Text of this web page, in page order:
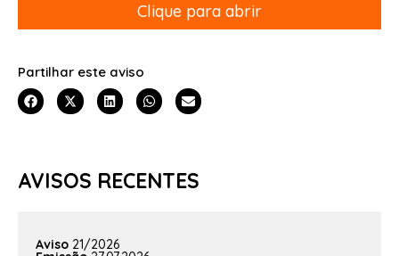
Clique para abrir
Partilhar este aviso
AVISOS RECENTES
Aviso 21/2026